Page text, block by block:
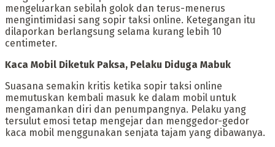
mengeluarkan sebilah golok dan terus-menerus
mengintimidasi sang sopir taksi online. Ketegangan itu
dilaporkan berlangsung selama kurang lebih 10
centimeter.
Kaca Mobil Diketuk Paksa, Pelaku Diduga Mabuk
Suasana semakin kritis ketika sopir taksi online
memutuskan kembali masuk ke dalam mobil untuk
mengamankan diri dan penumpangnya. Pelaku yang
tersulut emosi tetap mengejar dan menggedor-gedor
kaca mobil menggunakan senjata tajam yang dibawanya.